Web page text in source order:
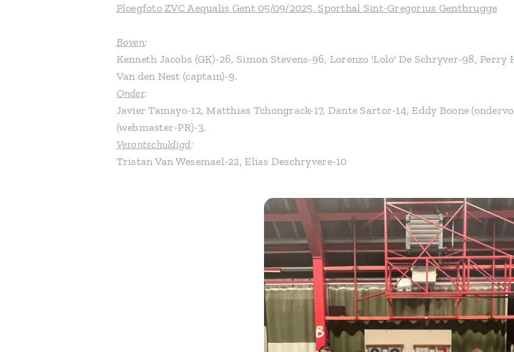
Ploegfoto ZVC Aequalis Gent 05/09/2025, Sporthal Sint-Gregorius Gentbrugge
Boven:
Kenneth Jacobs (GK)-26, Simon Stevens-96, Lorenzo 'Lolo' De Schryver-98,
Van den Nest (captain)-9.
Onder:
Javier Tamayo-12, Matthias Tchongrack-17, Dante Sartor-14, Eddy Boone
(webmaster-PR)-3.
Verontschuldigd:
Tristan Van Wesemael-22, Elias Deschryvere-10